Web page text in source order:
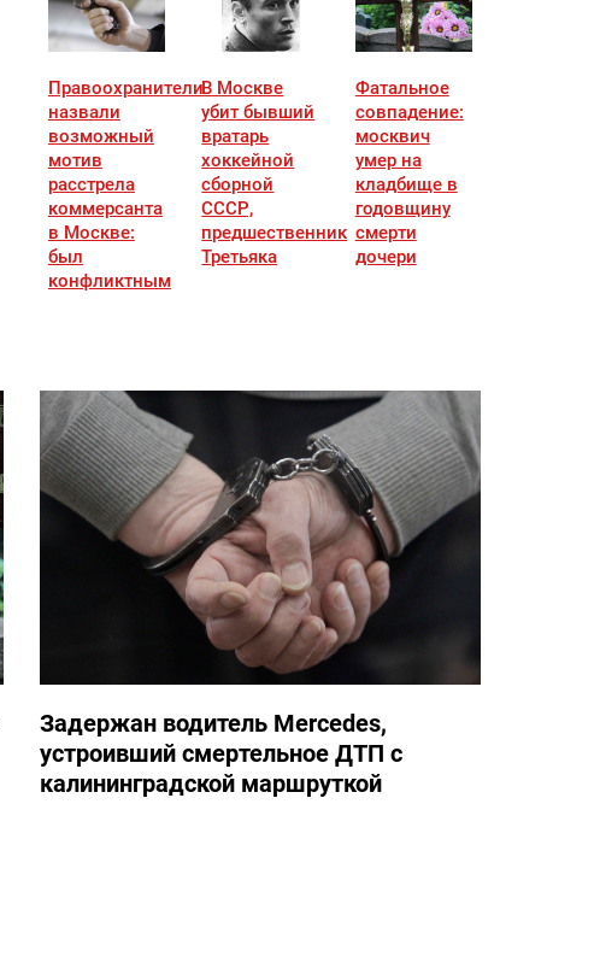
Правоохранители
назвали
возможный
мотив
расстрела
коммерсанта
в Москве:
был
конфликтным
В Москве
убит бывший
вратарь
хоккейной
сборной
СССР,
предшественник
Третьяка
Фатальное
совпадение:
москвич
умер на
кладбище в
годовщину
смерти
дочери
Задержан водитель Mercedes,
устроивший смертельное ДТП с
калининградской маршруткой